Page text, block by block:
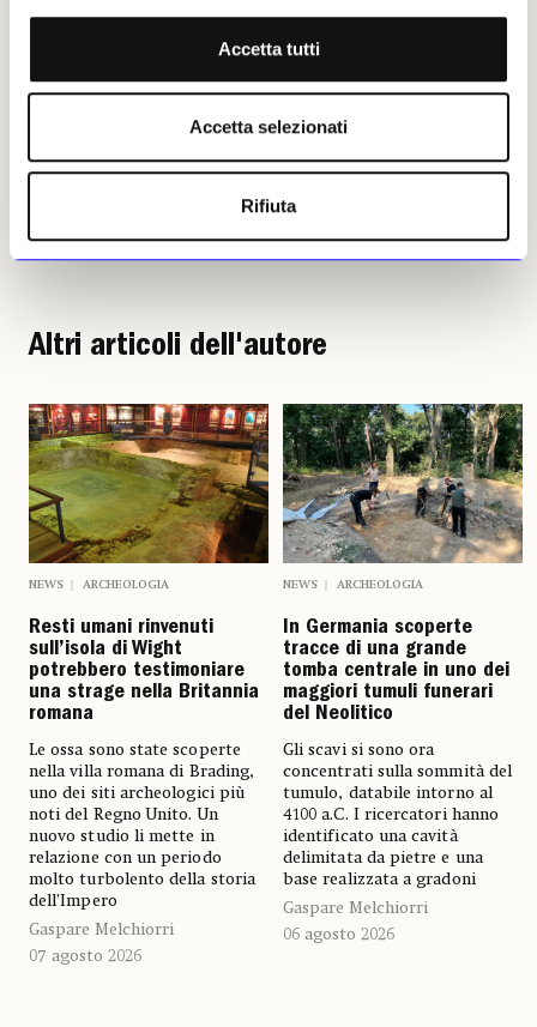
Accetta tutti
Accetta selezionati
Rifiuta
Altri articoli dell'autore
NEWS ARCHEOLOGIA
Resti umani rinvenuti
sull’isola di Wight
potrebbero testimoniare
una strage nella Britannia
romana
Le ossa sono state scoperte
nella villa romana di Brading,
uno dei siti archeologici più
noti del Regno Unito. Un
nuovo studio li mette in
relazione con un periodo
molto turbolento della storia
dell’Impero
Gaspare Melchiorri
07 agosto 2026
NEWS ARCHEOLOGIA
In Germania scoperte
tracce di una grande
tomba centrale in uno dei
maggiori tumuli funerari
del Neolitico
Gli scavi si sono ora
concentrati sulla sommità del
tumulo, databile intorno al
4100 a.C. I ricercatori hanno
identificato una cavità
delimitata da pietre e una
base realizzata a gradoni
Gaspare Melchiorri
06 agosto 2026